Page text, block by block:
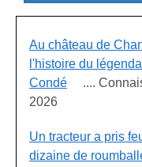
Au château de
l'histoire du
Condé ....
2026
Un tracteur a pris
dizaine de